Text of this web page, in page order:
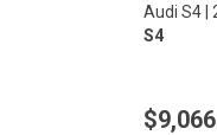
Audi S4
S4